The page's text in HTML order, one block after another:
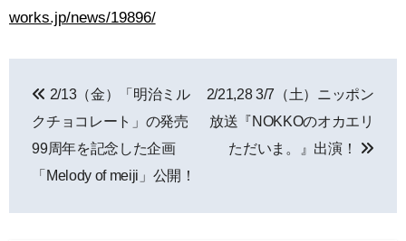
works.jp/news/19896/
稿
ナ
ゲ
2/13（金）「明治ミル
クチョコレート」の発売
99周年を記念した企画
「Melody of meiji」公開！
2/21,28 3/7（土）ニッポン
放送『NOKKOのオカエリ
ただいま。』出演！